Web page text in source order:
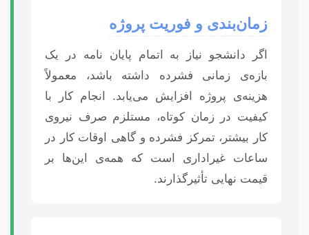
زمان‌بندی و فوریت پروژه
اگر دانشجو نیاز به اتمام پایان نامه در یک
بازه‌ی زمانی فشرده داشته باشد، معمولاً
هزینه‌ی پروژه افزایش می‌یابد. انجام کار با
کیفیت در زمان کوتاه، مستلزم صرف نیروی
کار بیشتر، تمرکز فشرده و گاهی اوقات کار در
ساعات غیراداری است که همه‌ی این‌ها بر
قیمت نهایی تأثیرگذارند.